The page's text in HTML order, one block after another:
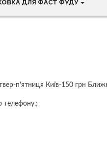
ДЛЯ ФАСТ ФУДУ
п'ятниця Київ-150 грн
телефону.;